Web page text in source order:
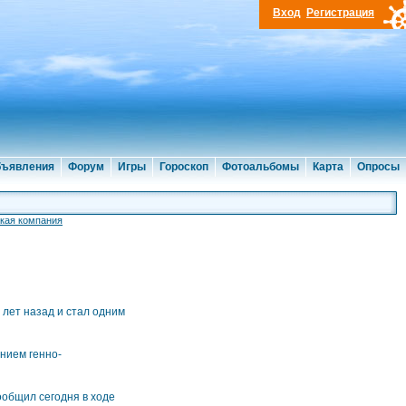
Форум Игры Гороскоп Фотоальбомы Карта Опросы
Вход Регистрация
компания
назад и стал одним
генно-
сегодня в ходе